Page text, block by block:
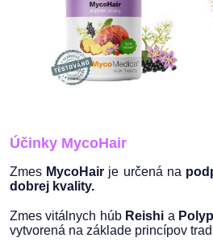
Účinky MycoHair
Zmes MycoHair je určená na
dobrej kvality.
Zmes vitálnych húb Reishi a
vytvorená na základe princípov